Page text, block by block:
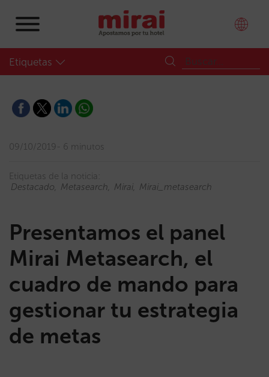
Etiquetas
09/10/2019 6 minutos
Etiquetas de la noticia:
Destacado
Metasearch Mirai Mirai_metasearch
Presentamos el panel
Mirai Metasearch, el
cuadro de mando para
gestionar tu estrategia
de metas